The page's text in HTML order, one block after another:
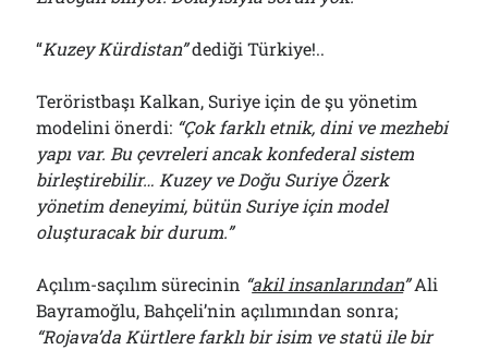
“Kuzey Kürdistan”dediği Türkiye!..
Teröristbaşı Kalkan, Suriye için de şu yönetim
modelini önerdi: “Çok farklı etnik, dini ve mezhebi
yapı var. Bu çevreleri ancak konfederal sistem
birleştirebilir… Kuzey ve Doğu Suriye Özerk
yönetim deneyimi, bütün Suriye için model
oluşturacak bir durum.”
Açılım-saçılım sürecinin “akil insanlarından”Ali
Bayramoğlu, Bahçeli’nin açılımından sonra;
“Rojava’da Kürtlere farklı bir isim ve statü ile bir